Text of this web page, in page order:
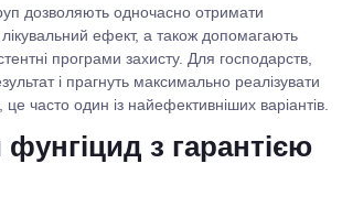
дозволяють одночасно отримати
ефект, а також допомагають
програми захисту. Для господарств,
і прагнуть максимально реалізувати
це часто один із найефективніших варіантів.
з гарантією